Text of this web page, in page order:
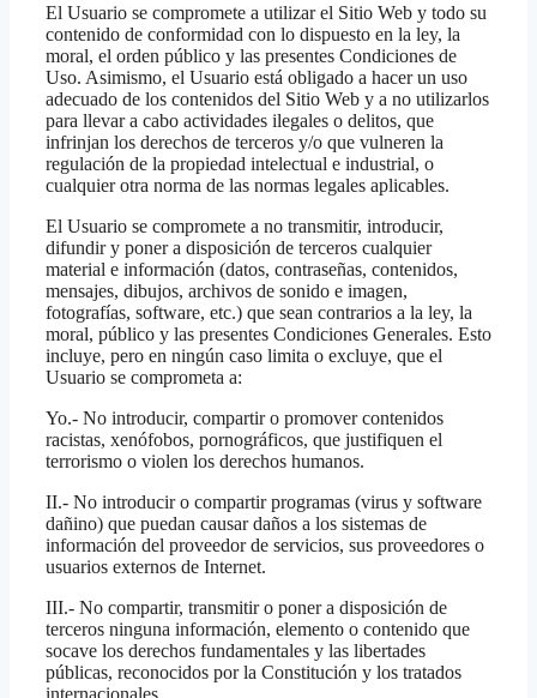
El Usuario se compromete a utilizar el Sitio Web y todo su
contenido de conformidad con lo dispuesto en la ley, la
moral, el orden público y las presentes Condiciones de
Uso. Asimismo, el Usuario está obligado a hacer un uso
adecuado de los contenidos del Sitio Web y a no utilizarlos
para llevar a cabo actividades ilegales o delitos, que
infrinjan los derechos de terceros y/o que vulneren la
regulación de la propiedad intelectual e industrial, o
cualquier otra norma de las normas legales aplicables.
El Usuario se compromete a no transmitir, introducir,
difundir y poner a disposición de terceros cualquier
material e información (datos, contraseñas, contenidos,
mensajes, dibujos, archivos de sonido e imagen,
fotografías, software, etc.) que sean contrarios a la ley, la
moral, público y las presentes Condiciones Generales. Esto
incluye, pero en ningún caso limita o excluye, que el
Usuario se comprometa a:
Yo.- No introducir, compartir o promover contenidos
racistas, xenófobos, pornográficos, que justifiquen el
terrorismo o violen los derechos humanos.
II.- No introducir o compartir programas (virus y software
dañino) que puedan causar daños a los sistemas de
información del proveedor de servicios, sus proveedores o
usuarios externos de Internet.
III.- No compartir, transmitir o poner a disposición de
terceros ninguna información, elemento o contenido que
socave los derechos fundamentales y las libertades
públicas, reconocidos por la Constitución y los tratados
internacionales.